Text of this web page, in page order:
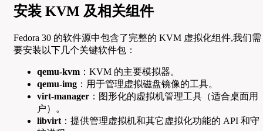
安装 KVM 及相关组件
Fedora 30 的软件源中包含了完整的 KVM 虚拟化组件,我们需
要安装以下几个关键软件包：
qemu-kvm ：KVM 的主要模拟器。
qemu-img ：用于管理虚拟磁盘镜像的工具。
virt-manager ：图形化的虚拟机管理工具（适合桌面用
户）。
libvirt ：提供管理虚拟机和其它虚拟化功能的 API 和守